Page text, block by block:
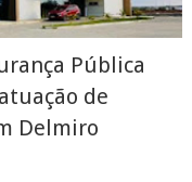
Pública
de
Delmiro